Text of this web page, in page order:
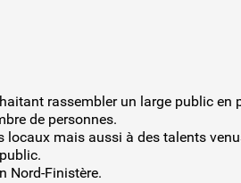
rassembler un large public en
de personnes.
mais aussi à des talents
Nord-Finistère.